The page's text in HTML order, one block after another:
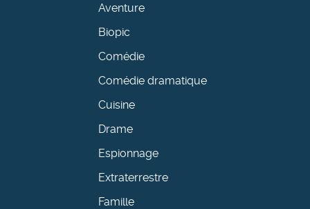
Aventure
Biopic
Comédie
Comédie dramatique
Cuisine
Drame
Espionnage
Extraterrestre
Famille